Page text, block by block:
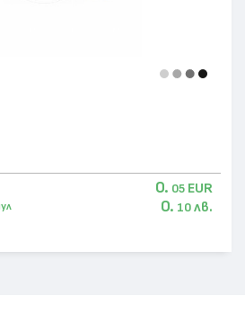
0. 05 EUR
0. 10 лв.